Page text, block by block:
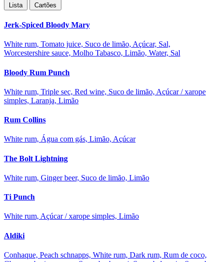
Lista Cartões
Jerk-Spiced Bloody Mary
White rum, Tomato juice, Suco de limão, Açúcar, Sal,
Worcestershire sauce, Molho Tabasco, Limão, Water, Sal
Bloody Rum Punch
White rum, Triple sec, Red wine, Suco de limão, Açúcar / xarope
simples, Laranja, Limão
Rum Collins
White rum, Água com gás, Limão, Açúcar
The Bolt Lightning
White rum, Ginger beer, Suco de limão, Limão
Ti Punch
White rum, Açúcar / xarope simples, Limão
Aldiki
Conhaque, Peach schnapps, White rum, Dark rum, Rum de coco,